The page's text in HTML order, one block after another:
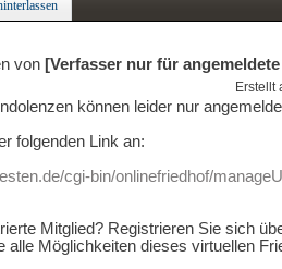
von [Verfasser nur für
Erstellt
können leider nur
folgenden Link an:
cgi-bin/onlinefriedhof/
Mitglied? Registrieren Sie sich
alle Möglichkeiten dieses virtuellen